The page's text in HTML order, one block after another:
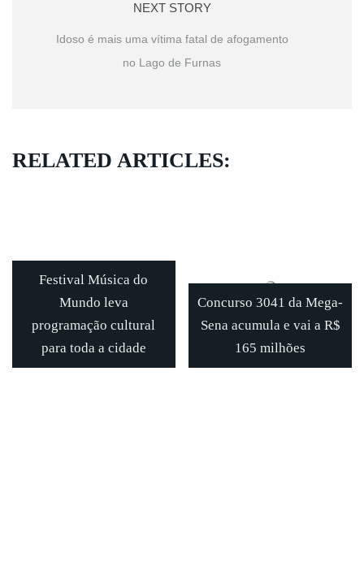
NEXT STORY
Idoso é mais uma vítima fatal de afogamento
no Lago de Furnas
RELATED ARTICLES:
Festival Música do
Mundo leva
programação cultural
para toda a cidade
Concurso 3041 da Mega-
Sena acumula e vai a R$
165 milhões